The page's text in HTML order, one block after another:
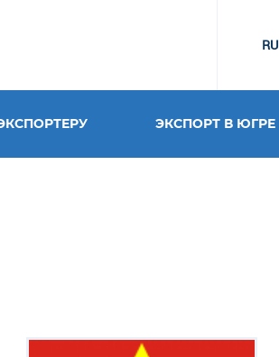
RU
ЭКСПОРТ В ЮГРЕ